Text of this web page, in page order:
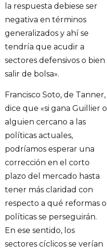
la respuesta debiese ser
negativa en términos
generalizados y ahí se
tendría que acudir a
sectores defensivos o bien
salir de bolsa».
Francisco Soto, de Tanner,
dice que «si gana Guillier o
alguien cercano a las
políticas actuales,
podríamos esperar una
corrección en el corto
plazo del mercado hasta
tener más claridad con
respecto a qué reformas o
políticas se perseguirán.
En ese sentido, los
sectores cíclicos se verían